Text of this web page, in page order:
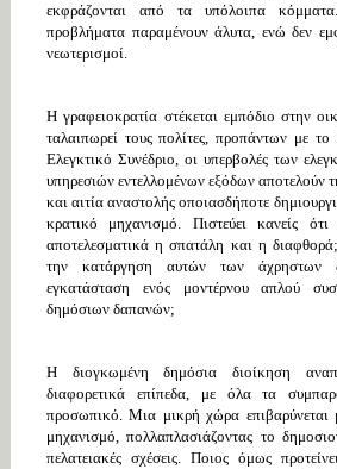
εκφράζονται από τα υπόλοιπα
προβλήματα παραμένουν άλυτα, ενώ δεν
νεωτερισμοί.
Η γραφειοκρατία στέκεται εμπόδιο στην
ταλαιπωρεί τους πολίτες, προπάντων με
Ελεγκτικό Συνέδριο, οι υπερβολές των
υπηρεσιών εντελλομένων εξόδων αποτελούν
και αιτία αναστολής οποιασδήποτε
κρατικό μηχανισμό. Πιστεύει κανείς ότι
αποτελεσματικά η σπατάλη και η
την κατάργηση αυτών των άχρηστων
εγκατάσταση ενός μοντέρνου απλού
δημόσιων δαπανών;
Η διογκωμένη δημόσια διοίκηση
διαφορετικά επίπεδα, με όλα τα
προσωπικό. Μια μικρή χώρα επιβαρύνεται
μηχανισμό, πολλαπλασιάζοντας το
πελατειακές σχέσεις. Ποιος όμως